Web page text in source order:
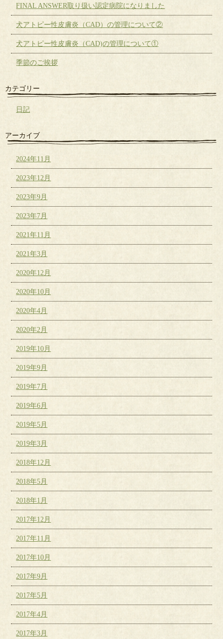
FINAL ANSWER取り扱い認定病院になりました
犬アトピー性皮膚炎（CAD）の管理について②
犬アトピー性皮膚炎（CAD)の管理について①
季節のご挨拶
カテゴリー
日記
アーカイブ
2024年11月
2023年12月
2023年9月
2023年7月
2021年11月
2021年3月
2020年12月
2020年10月
2020年4月
2020年2月
2019年10月
2019年9月
2019年7月
2019年6月
2019年5月
2019年3月
2018年12月
2018年5月
2018年1月
2017年12月
2017年11月
2017年10月
2017年9月
2017年5月
2017年4月
2017年3月